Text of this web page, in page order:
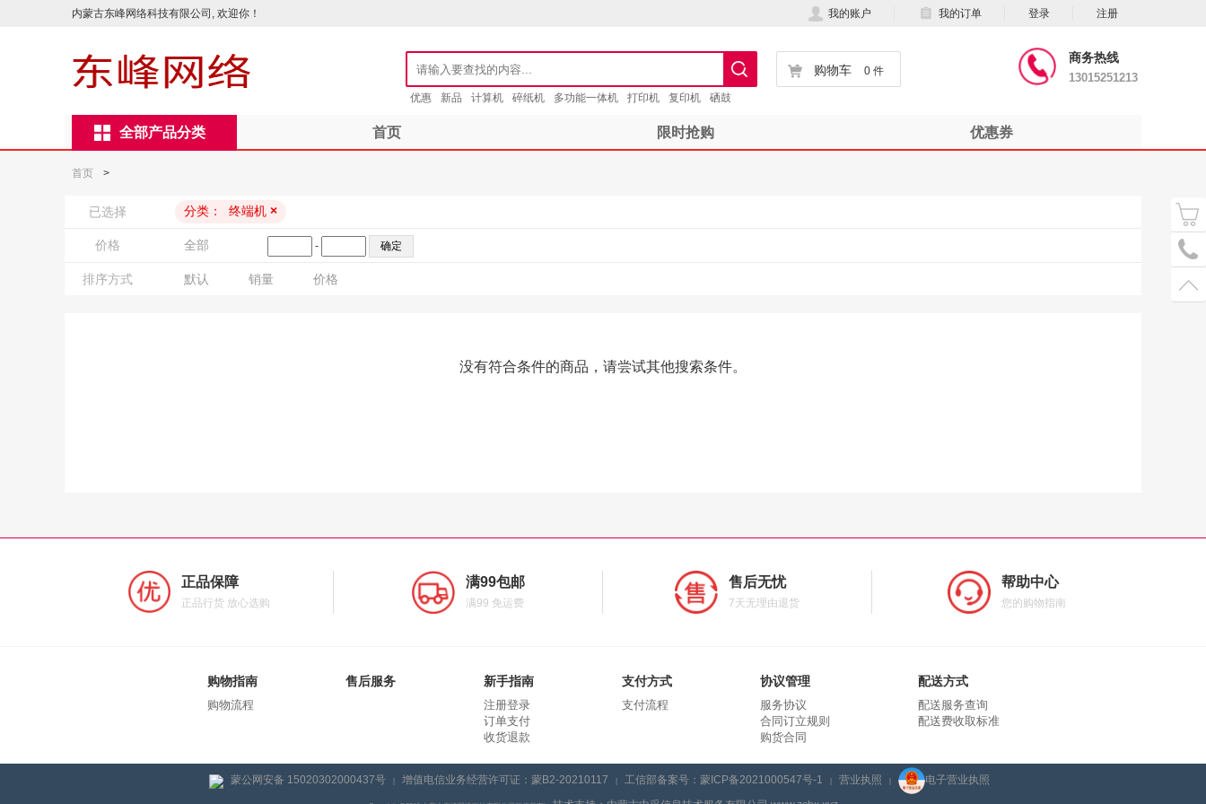
内蒙古东峰网络科技有限公司, 欢迎你！ 我的账户 我的订单 登录 注册
购物车 0 件
优惠 新品 计算机 碎纸机 多功能一体机 打印机 复印机 硒鼓
商务热线
13015251213
全部产品分类 首页 限时抢购 优惠券
首页 >
已选择 分类： 终端机 ×
价格 全部 -
排序方式 默认 销量 价格
没有符合条件的商品，请尝试其他搜索条件。
正品保障
正品行货 放心选购
满99包邮
满99 免运费
售后无忧
7天无理由退货
帮助中心
您的购物指南
购物指南
购物流程
售后服务 新手指南
注册登录
订单支付
收货退款
支付方式
支付流程
协议管理
服务协议
合同订立规则
购货合同
配送方式
配送服务查询
配送费收取标准
蒙公网安备 15020302000437号 | 增值电信业务经营许可证：蒙B2-20210117 | 工信部备案号：蒙ICP备2021000547号-1 | 营业执照 | 电子营业执照